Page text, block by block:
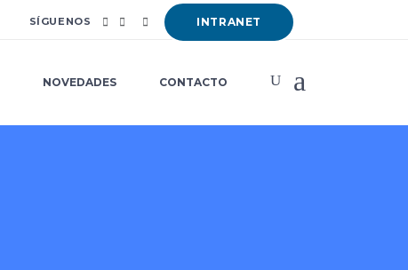
SÍGUENOS INTRANET
NOVEDADES CONTACTO